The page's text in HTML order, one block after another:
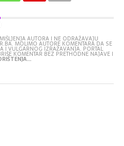
AUTORA I NE ODRAŽAVAJU
MOLIMO AUTORE KOMENTARA DA SE
I VULGARNOG IZRAŽAVANJA. PORTAL
KOMENTAR BEZ PRETHODNE NAJAVE I